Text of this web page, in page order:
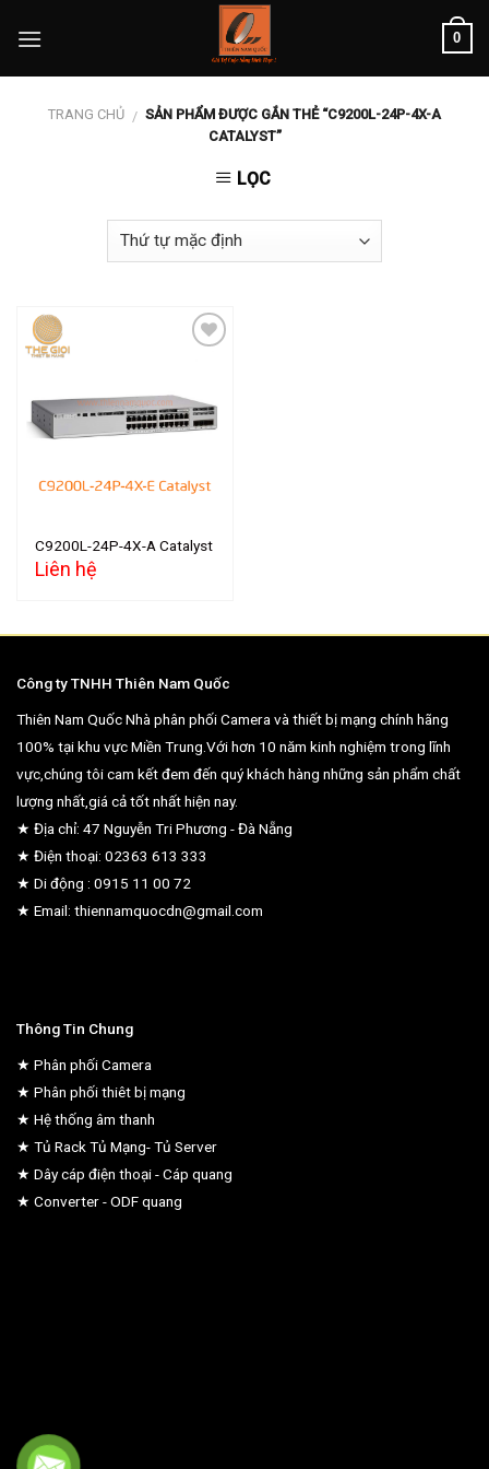
0
TRANG CHỦ / SẢN PHẨM ĐƯỢC GẮN THẺ “C9200L-24P-4X-A
CATALYST”
LỌC
Add to
wishlist
C9200L-24P-4X-A Catalyst
Liên hệ
Công ty TNHH Thiên Nam Quốc
Thiên Nam Quốc Nhà phân phối Camera và thiết bị mạng chính hãng
100% tại khu vực Miền Trung.Với hơn 10 năm kinh nghiệm trong lĩnh
vực,chúng tôi cam kết đem đến quý khách hàng những sản phẩm chất
lượng nhất,giá cả tốt nhất hiện nay.
★ Địa chỉ: 47 Nguyễn Tri Phương - Đà Nẵng
★ Điện thoại: 02363 613 333
★ Di động : 0915 11 00 72
★ Email: thiennamquocdn@gmail.com
Thông Tin Chung
★ Phân phối Camera
★ Phân phối thiêt bị mạng
★ Hệ thống âm thanh
★ Tủ Rack Tủ Mạng- Tủ Server
★ Dây cáp điện thoại - Cáp quang
★ Converter - ODF quang